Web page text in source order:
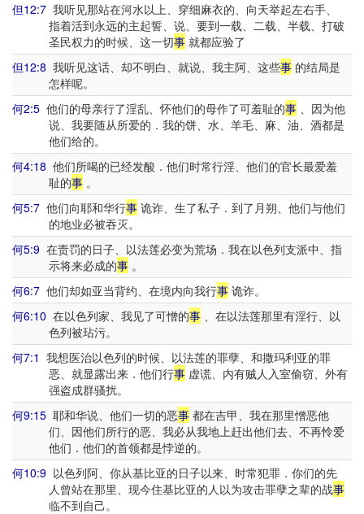
但12:7 我听见那站在河水以上、穿细麻衣的、向天举起左右手、
指着活到永远的主起誓、说、要到一载、二载、半载、打破
圣民权力的时候、这一切事就都应验了
但12:8 我听见这话、却不明白、就说、我主阿、这些事 的结局是
怎样呢。
何2:5 他们的母亲行了淫乱、怀他们的母作了可羞耻的事 、因为他
说、我要随从所爱的．我的饼、水、羊毛、麻、油、酒都是
他们给的。
何4:18 他们所喝的已经发酸．他们时常行淫、他们的官长最爱羞
耻的事。
何5:7 他们向耶和华行事 诡诈、生了私子．到了月朔、他们与他们
的地业必被吞灭。
何5:9 在责罚的日子、以法莲必变为荒场．我在以色列支派中、指
示将来必成的事。
何6:7 他们却如亚当背约、在境内向我行事 诡诈。
何6:10 在以色列家、我见了可憎的事 、在以法莲那里有淫行、以
色列被玷污。
何7:1 我想医治以色列的时候、以法莲的罪孽、和撒玛利亚的罪
恶、就显露出来．他们行事虚谎、内有贼人入室偷窃、外有
强盗成群骚扰。
何9:15 耶和华说、他们一切的恶事 都在吉甲、我在那里憎恶他
们、因他们所行的恶、我必从我地上赶出他们去、不再怜爱
他们．他们的首领都是悖逆的。
何10:9 以色列阿、你从基比亚的日子以来、时常犯罪．你们的先
人曾站在那里、现今住基比亚的人以为攻击罪孽之辈的战事
临不到自己。